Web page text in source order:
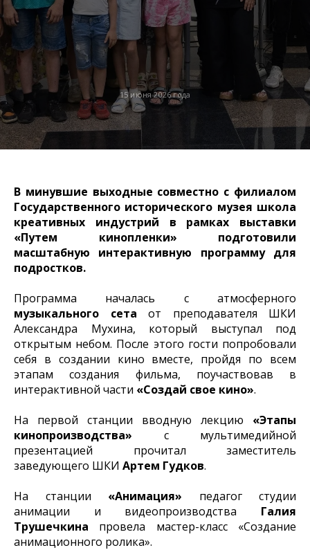
15 июня 2026 года
В минувшие выходные совместно с филиалом
Государственного исторического музея школа
креативных индустрий в рамках выставки
«Путем кинопленки» подготовили
масштабную интерактивную программу для
подростков.
Программа началась с атмосферного
музыкального сета от преподавателя ШКИ
Александра Мухина, который выступал под
открытым небом. После этого гости попробовали
себя в создании кино вместе, пройдя по всем
этапам создания фильма, поучаствовав в
интерактивной части «Создай свое кино».
На первой станции вводную лекцию «Этапы
кинопроизводства» с мультимедийной
презентацией прочитал заместитель
заведующего ШКИ Артем Гудков.
На станции «Анимация» педагог студии
анимации и видеопроизводства Галия
Трушечкина провела мастер-класс «Создание
анимационного ролика».